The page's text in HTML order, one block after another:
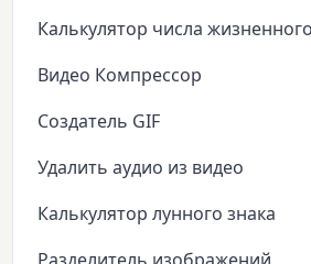
Калькулятор числа
Видео Компрессор
Создатель GIF
Удалить аудио из видео
Калькулятор лунного знака